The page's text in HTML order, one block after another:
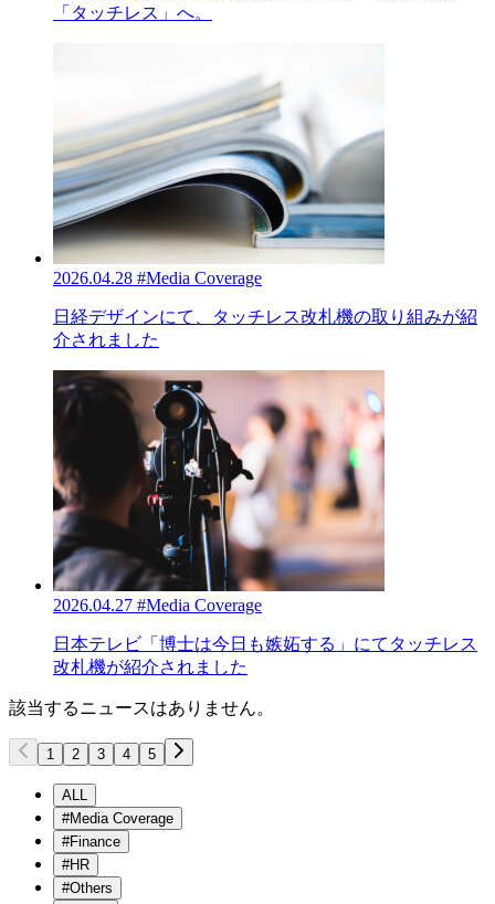
「タッチレス」へ。
2026.04.28 #Media Coverage
日経デザインにて、タッチレス改札機の取り組みが紹
介されました
2026.04.27 #Media Coverage
日本テレビ「博士は今日も嫉妬する」にてタッチレス
改札機が紹介されました
該当するニュースはありません。
1 2 3 4 5
ALL
#Media Coverage
#Finance
#HR
#Others